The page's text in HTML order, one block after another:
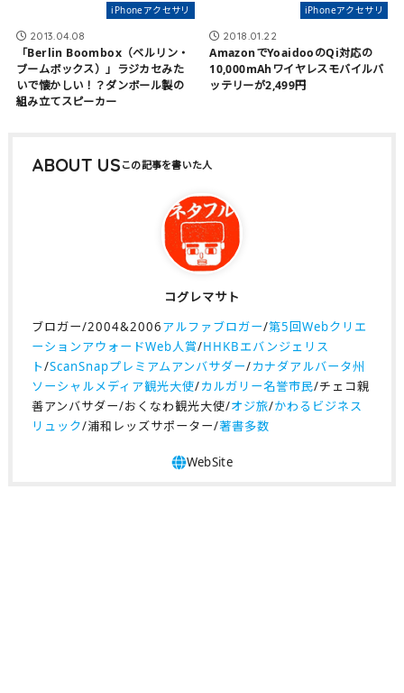
iPhoneアクセサリ
2013.04.08
「Berlin Boombox（ベルリン・
ブームボックス）」ラジカセみた
いで懐かしい！？ダンボール製の
組み立てスピーカー
iPhoneアクセサリ
2018.01.22
AmazonでYoaidooのQi対応の
10,000mAhワイヤレスモバイルバ
ッテリーが2,499円
ABOUT US
コグレマサト
ブロガー/2004&2006アルファブロガー/第5回Webクリエ
ーションアウォードWeb人賞/HHKBエバンジェリス
ト/ScanSnapプレミアムアンバサダー/カナダアルバータ州
ソーシャルメディア観光大使/カルガリー名誉市民/チェコ親
善アンバサダー/おくなわ観光大使/オジ旅/かわるビジネス
リュック/浦和レッズサポーター/著書多数